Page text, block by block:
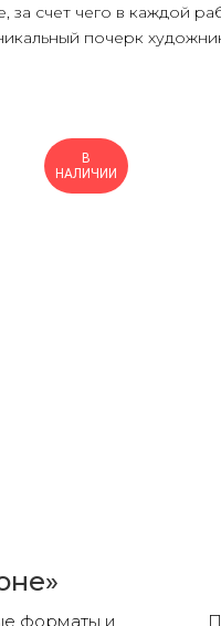
за счет чего в каждой
почерк
В
НАЛИЧИИ
форматы и